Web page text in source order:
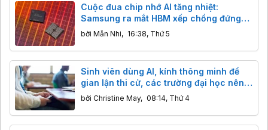
Cuộc đua chip nhớ AI tăng nhiệt:
Samsung ra mắt HBM xếp chồng đứng
và NAND 400 lớp
bởi Mẫn Nhi, 16:38, Thứ 5
Sinh viên dùng AI, kính thông minh để
gian lận thi cử, các trường đại học nên
làm gì?
bởi Christine May, 08:14, Thứ 4